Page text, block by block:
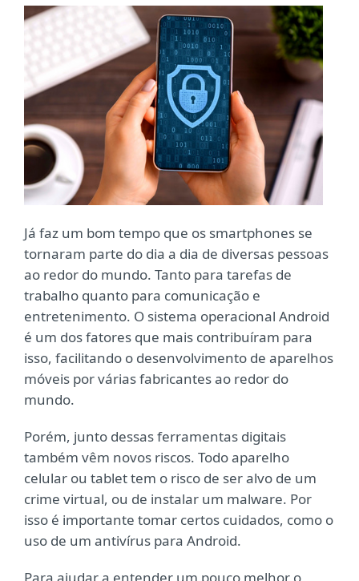
Já faz um bom tempo que os smartphones se
tornaram parte do dia a dia de diversas pessoas
ao redor do mundo. Tanto para tarefas de
trabalho quanto para comunicação e
entretenimento. O sistema operacional Android
é um dos fatores que mais contribuíram para
isso, facilitando o desenvolvimento de aparelhos
móveis por várias fabricantes ao redor do
mundo.
Porém, junto dessas ferramentas digitais
também vêm novos riscos. Todo aparelho
celular ou tablet tem o risco de ser alvo de um
crime virtual, ou de instalar um malware. Por
isso é importante tomar certos cuidados, como o
uso de um antivírus para Android.